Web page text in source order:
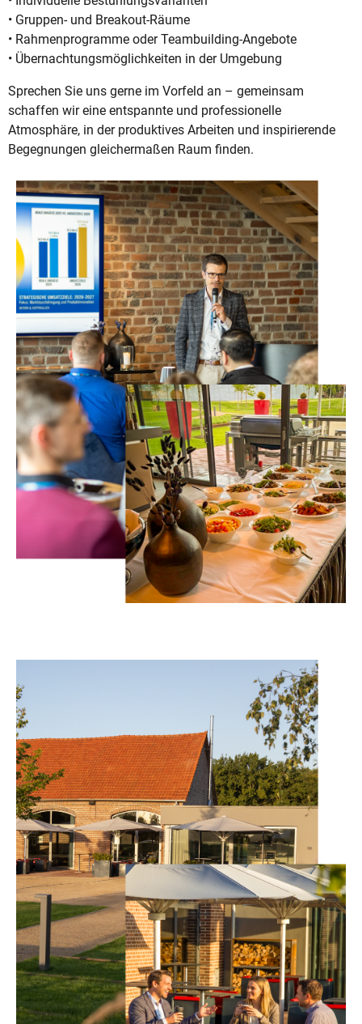
• Gruppen- und Breakout-Räume
• Rahmenprogramme oder Teambuilding-Angebote
• Übernachtungsmöglichkeiten in der Umgebung
Sprechen Sie uns gerne im Vorfeld an – gemeinsam
schaffen wir eine entspannte und professionelle
Atmosphäre, in der produktives Arbeiten und inspirierende
Begegnungen gleichermaßen Raum finden.